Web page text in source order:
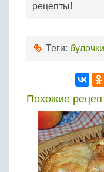
рецепты!
Теги: булочки
Похожие